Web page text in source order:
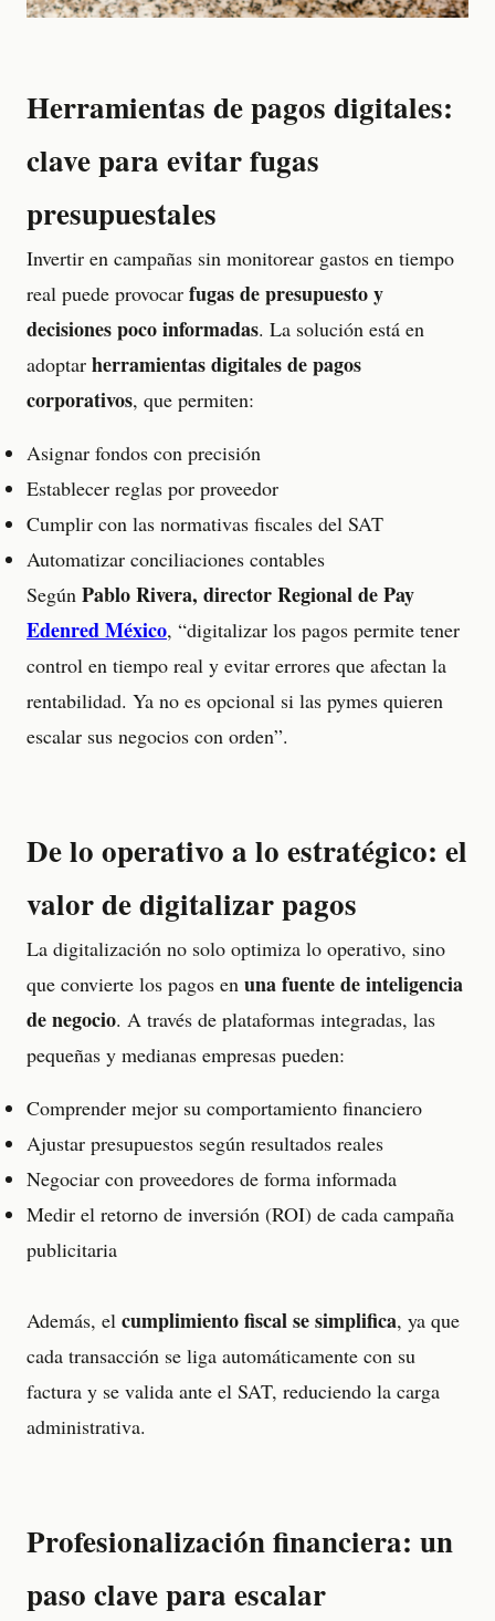
Herramientas de pagos digitales:
clave para evitar fugas
presupuestales
Invertir en campañas sin monitorear gastos en tiempo
real puede provocar fugas de presupuesto y
decisiones poco informadas. La solución está en
adoptar herramientas digitales de pagos
corporativos, que permiten:
Asignar fondos con precisión
Establecer reglas por proveedor
Cumplir con las normativas fiscales del SAT
Automatizar conciliaciones contables
Según Pablo Rivera, director Regional de Pay
Edenred México, “digitalizar los pagos permite tener
control en tiempo real y evitar errores que afectan la
rentabilidad. Ya no es opcional si las pymes quieren
escalar sus negocios con orden”.
De lo operativo a lo estratégico: el
valor de digitalizar pagos
La digitalización no solo optimiza lo operativo, sino
que convierte los pagos en una fuente de inteligencia
de negocio. A través de plataformas integradas, las
pequeñas y medianas empresas pueden:
Comprender mejor su comportamiento financiero
Ajustar presupuestos según resultados reales
Negociar con proveedores de forma informada
Medir el retorno de inversión (ROI) de cada campaña
publicitaria
Además, el cumplimiento fiscal se simplifica, ya que
cada transacción se liga automáticamente con su
factura y se valida ante el SAT, reduciendo la carga
administrativa.
Profesionalización financiera: un
paso clave para escalar